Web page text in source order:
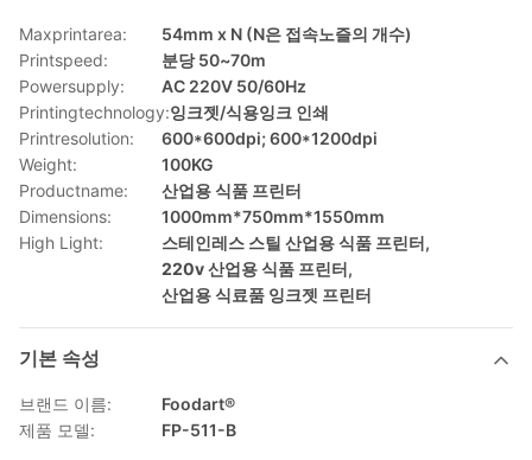
Maxprintarea:
54mm x N (N은 접속노즐의 개수)
Printspeed:
분당 50~70m
Powersupply:
AC 220V 50/60Hz
Printingtechnology:잉크젯/식용잉크 인쇄
Printresolution:
600*600dpi; 600*1200dpi
Weight:
100KG
Productname:
산업용 식품 프린터
Dimensions:
1000mm*750mm*1550mm
High Light:
스테인레스 스틸 산업용 식품 프린터,
220v 산업용 식품 프린터,
산업용 식료품 잉크젯 프린터
기본 속성
브랜드 이름:
Foodart®
제품 모델:
FP-511-B